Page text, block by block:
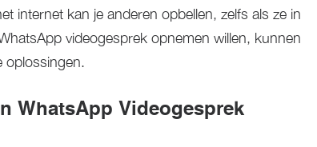
internet kan je anderen opbellen, zelfs als ze in
videogesprek opnemen willen, kunnen
oplossingen.
WhatsApp Videogesprek